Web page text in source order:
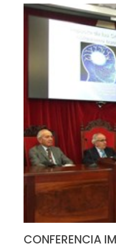
CONFERENCIA